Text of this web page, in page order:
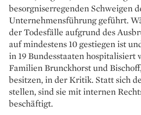
besorgniserregenden Schweigen
Unternehmensführung geführt.
der Todesfälle aufgrund des
auf mindestens 10 gestiegen ist
in 19 Bundesstaaten hospitalisiert
Familien Brunckhorst und
besitzen, in der Kritik. Statt sich
stellen, sind sie mit internen
beschäftigt.